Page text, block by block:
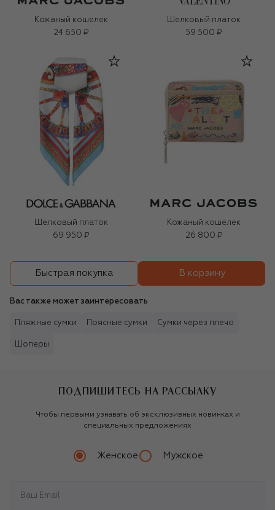
Кожаный кошелек
24 650 ₽
Шелковый платок
59 500 ₽
Шелковый платок
69 950 ₽
Кожаный кошелек
26 800 ₽
Быстрая покупка В корзину
Вас также может заинтересовать
Пляжные сумки Поясные сумки Сумки через плечо
Шоперы
ПОДПИШИТЕСЬ НА РАССЫЛКУ
Чтобы первыми узнавать об эксклюзивных новинках и
специальных предложениях
Женское Мужское